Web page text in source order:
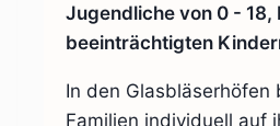
Jugendliche von 0 - 18,
beeinträchtigten
In den Glasbläserhöfen
Familien individuell auf